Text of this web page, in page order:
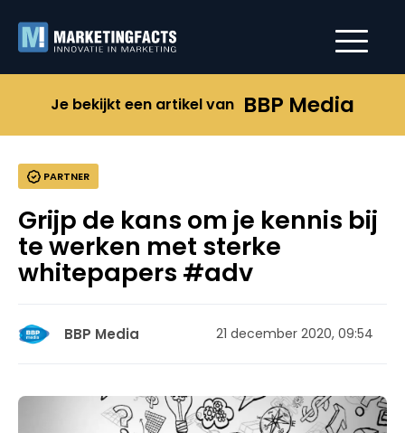
Je bekijkt een artikel van BBP Media
PARTNER
Grijp de kans om je kennis bij
te werken met sterke
whitepapers #adv
BBP Media 21 december 2020, 09:54